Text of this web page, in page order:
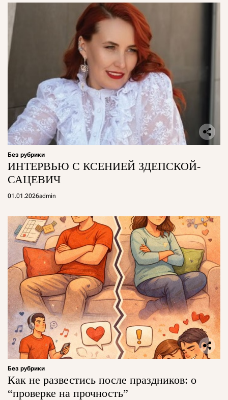
Без рубрики
ИНТЕРВЬЮ С КСЕНИЕЙ ЗДЕПСКОЙ-
САЦЕВИЧ
01.01.2026admin
Без рубрики
Как не развестись после праздников: о
“проверке на прочность”